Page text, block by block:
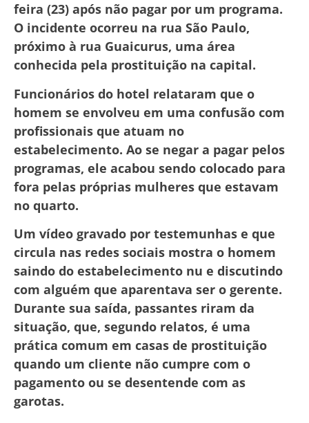
feira (23) após não pagar por um programa.
O incidente ocorreu na rua São Paulo,
próximo à rua Guaicurus, uma área
conhecida pela prostituição na capital.
Funcionários do hotel relataram que o
homem se envolveu em uma confusão com
profissionais que atuam no
estabelecimento. Ao se negar a pagar pelos
programas, ele acabou sendo colocado para
fora pelas próprias mulheres que estavam
no quarto.
Um vídeo gravado por testemunhas e que
circula nas redes sociais mostra o homem
saindo do estabelecimento nu e discutindo
com alguém que aparentava ser o gerente.
Durante sua saída, passantes riram da
situação, que, segundo relatos, é uma
prática comum em casas de prostituição
quando um cliente não cumpre com o
pagamento ou se desentende com as
garotas.